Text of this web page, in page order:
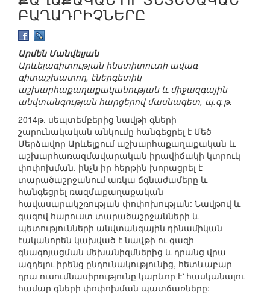
ԲԱՂԱԴՐԻՉՆԵՐԸ
Արմեն Մանվելյան
Արևելագիտության ինստիտուտի ավագ
գիտաշխատող, էներգետիկ
աշխարհաքաղաքականության և միջազգային
անվտանգության հարցերով մասնագետ, պ.գ.թ.
2014թ. սեպտեմբերից նավթի գների
շարունակական անկումը հանգեցրել է Մեծ
Մերձավոր Արևելքում աշխարհաքաղաքական և
աշխարհառազմավարական իրավիճակի կտրուկ
փոփոխման, ինչն իր հերթին խորացրել է
տարածաշրջանում առկա ճգնաժամերը և
հանգեցրել ռազմաքաղաքական
հավասարակշռության փոփոխության: Նավթով և
գազով հարուստ տարածաշրջանների և
պետությունների անվտանգային դինամիկան
էականորեն կախված է նավթի ու գազի
գնագոյացման մեխանիզմներից և դրանց վրա
ազդելու իրենց ընդունակությունից, հետևաբար
դրա ուսումնասիրությունը կարևոր է՝ հասկանալու
համար գների փոփոխման պատճառները: